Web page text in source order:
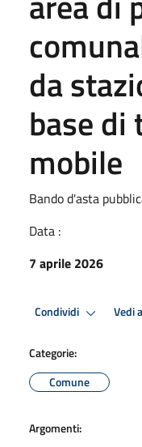
da
base di
mobile
Bando d'asta
Data :
7 aprile 2026
Condividi Vedi
Categorie:
Comune
Argomenti: